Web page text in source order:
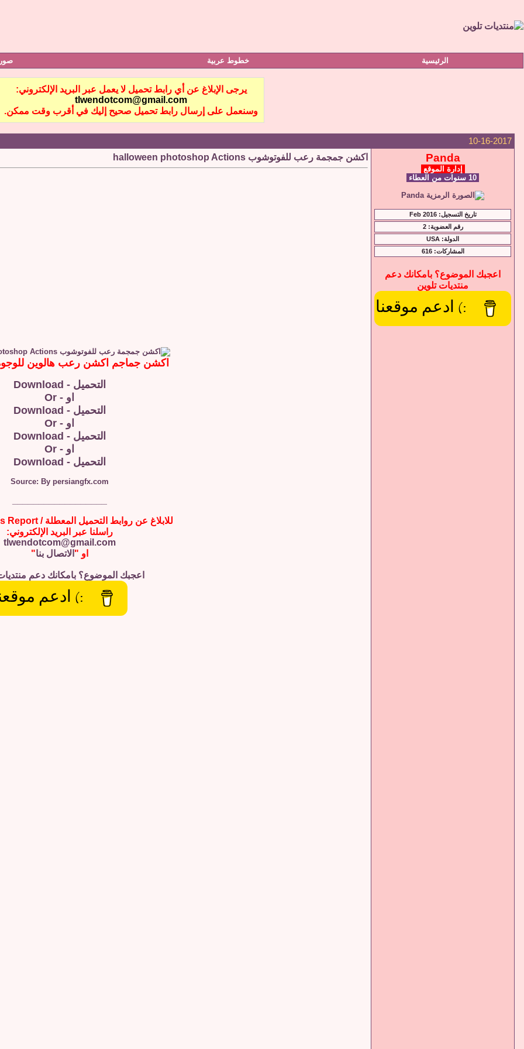
الرئيسية خطوط عربية
يرجى الإبلاغ عن أي رابط تحميل لا يعمل عبر البريد الإلكتروني:
tlwendotcom@gmail.com
وسنعمل على إرسال رابط تحميل صحيح إليك في أقرب وقت ممكن.
10-16-2017
Panda
إدارة الموقع
تاريخ التسجيل: Feb 2016
رقم العضوية: 2
الدولة: USA
المشاركات: 616
اعجبك الموضوع؟ بامكانك دعم
منتديات تلوين
:) ادعم موقعنا
اكشن جمجمة رعب للفوتوشوب halloween photoshop Actions
اكشن جماجم اكشن رعب هالوين
التحميل - Download
او - Or
التحميل - Download
او - Or
التحميل - Download
او - Or
التحميل - Download
Source: By persiangfx.com
للابلاغ عن روابط التحميل المعطلة / Broken Links Report
راسلنا عبر البريد الإلكتروني:
tlwendotcom@gmail.com
او " الاتصال بنا"
اعجبك الموضوع؟ بامكانك دعم
:) ادعم